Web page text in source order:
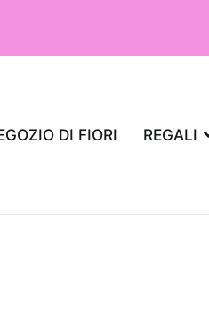
DI FIORI REGALI